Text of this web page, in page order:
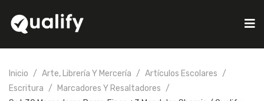
Inicio Arte, Librería Y Mercería
Artículos Escolares
Escritura
Marcadores Y Resaltadores